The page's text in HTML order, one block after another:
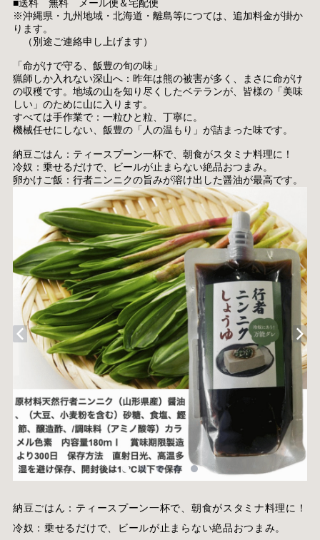
■送料 無料 メール便＆宅配便
※沖縄県・九州地域・北海道・離島等につては、追加料金が掛か
ります。
（別途ご連絡申し上げます）
「命がけで守る、飯豊の旬の味」
猟師しか入れない深山へ：昨年は熊の被害が多く、まさに命がけ
の収穫です。地域の山を知り尽くしたベテランが、皆様の「美味
しい」のために山に入ります。
すべては手作業で：一粒ひと粒、丁寧に。
機械任せにしない、飯豊の「人の温もり」が詰まった味です。
納豆ごはん：ティースプーン一杯で、朝食がスタミナ料理に！
冷奴：乗せるだけで、ビールが止まらない絶品おつまみ。
卵かけご飯：行者ニンニクの旨みが溶け出した醤油が最高です。
納豆ごはん：ティースプーン一杯で、朝食がスタミナ料理に！
冷奴：乗せるだけで、ビールが止まらない絶品おつまみ。